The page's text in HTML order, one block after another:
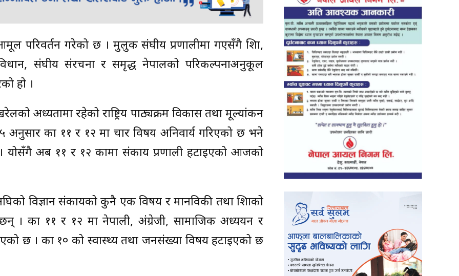
परिवर्तन गरेको छ । मुलुक संघीय प्रणालीमा गएसँगै शिक्षा,
संघीय संरचना र समृद्ध नेपालको परिकल्पनाअनुकूल
हो ।
अध्यक्षतामा रहेको राष्ट्रिय पाठ्यक्रम विकास तथा मूल्यांकन
अनुसार कक्षा ११ र १२ मा चार विषय अनिवार्य गरिएको छ भने
अब ११ र १२ कक्षामा संकाय प्रणाली हटाइएको आजको
विज्ञान संकायको कुनै एक विषय र मानविकी तथा शिक्षाको
कक्षा ११ र १२ मा नेपाली, अंग्रेजी, सामाजिक अध्ययन र
छ । कक्षा १० को स्वास्थ्य तथा जनसंख्या विषय हटाइएको छ